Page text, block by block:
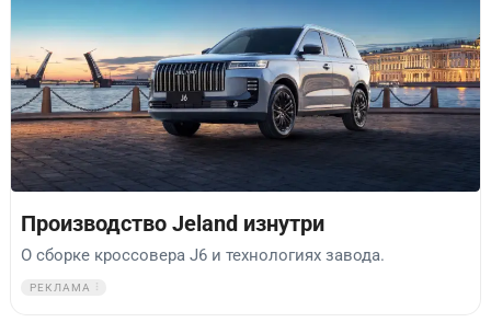
Производство Jeland изнутри
О сборке кроссовера J6 и технологиях завода.
РЕКЛАМА